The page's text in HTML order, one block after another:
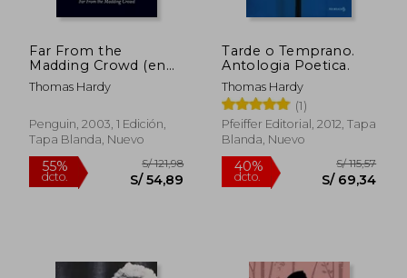
Far From the
Madding Crowd (en
Inglés)
Thomas Hardy
Penguin, 2003, 1 Edición,
Tapa Blanda, Nuevo
Tarde o Temprano.
Antologia Poetica.
Thomas Hardy
(1)
Pfeiffer Editorial, 2012, Tapa
Blanda, Nuevo